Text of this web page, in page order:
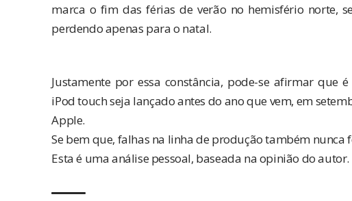
marca o fim das férias de verão no hemisfério norte,
perdendo apenas para o natal.
Justamente por essa constância, pode-se afirmar que
iPod touch seja lançado antes do ano que vem, em
Apple.
Se bem que, falhas na linha de produção também
Esta é uma análise pessoal, baseada na opinião do autor.